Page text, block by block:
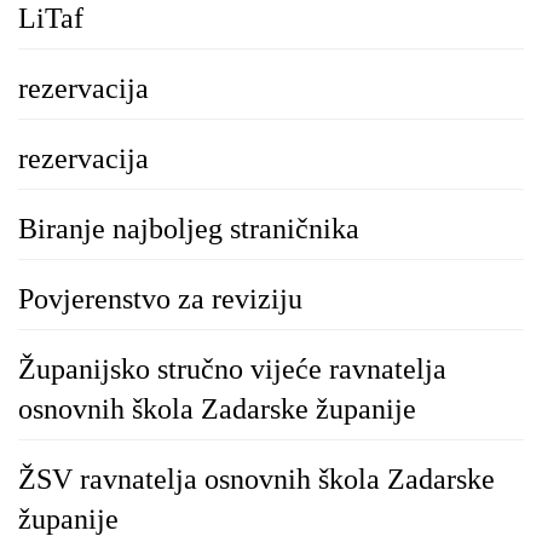
LiTaf
rezervacija
rezervacija
Biranje najboljeg straničnika
Povjerenstvo za reviziju
Županijsko stručno vijeće ravnatelja
osnovnih škola Zadarske županije
ŽSV ravnatelja osnovnih škola Zadarske
županije